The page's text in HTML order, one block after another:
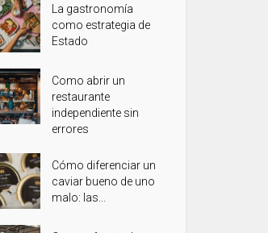
La gastronomía
como estrategia de
Estado
Como abrir un
restaurante
independiente sin
errores
Cómo diferenciar un
caviar bueno de uno
malo: las...